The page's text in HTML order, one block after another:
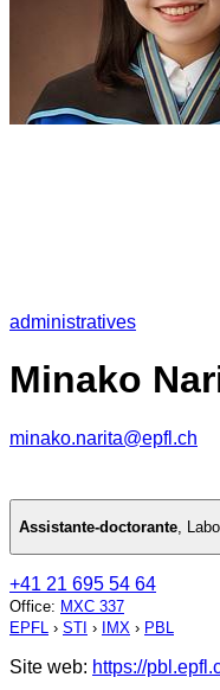
administratives
Minako
minako.narita@epfl.ch
Assistante-doctorante,
+41 21 695 54 64
Office: MXC 337
EPFL › STI › IMX › PBL
Site web: https://